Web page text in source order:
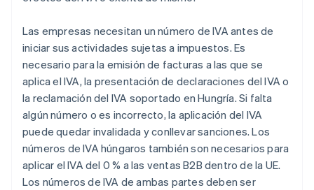
Las empresas necesitan un número de IVA antes de
iniciar sus actividades sujetas a impuestos. Es
necesario para la emisión de facturas a las que se
aplica el IVA, la presentación de declaraciones del IVA o
la reclamación del IVA soportado en Hungría. Si falta
algún número o es incorrecto, la aplicación del IVA
puede quedar invalidada y conllevar sanciones. Los
números de IVA húngaros también son necesarios para
aplicar el IVA del 0 % a las ventas B2B dentro de la UE.
Los números de IVA de ambas partes deben ser